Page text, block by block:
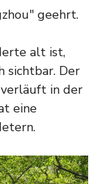
geehrt.
alt ist,
sichtbar. Der
in der
eine